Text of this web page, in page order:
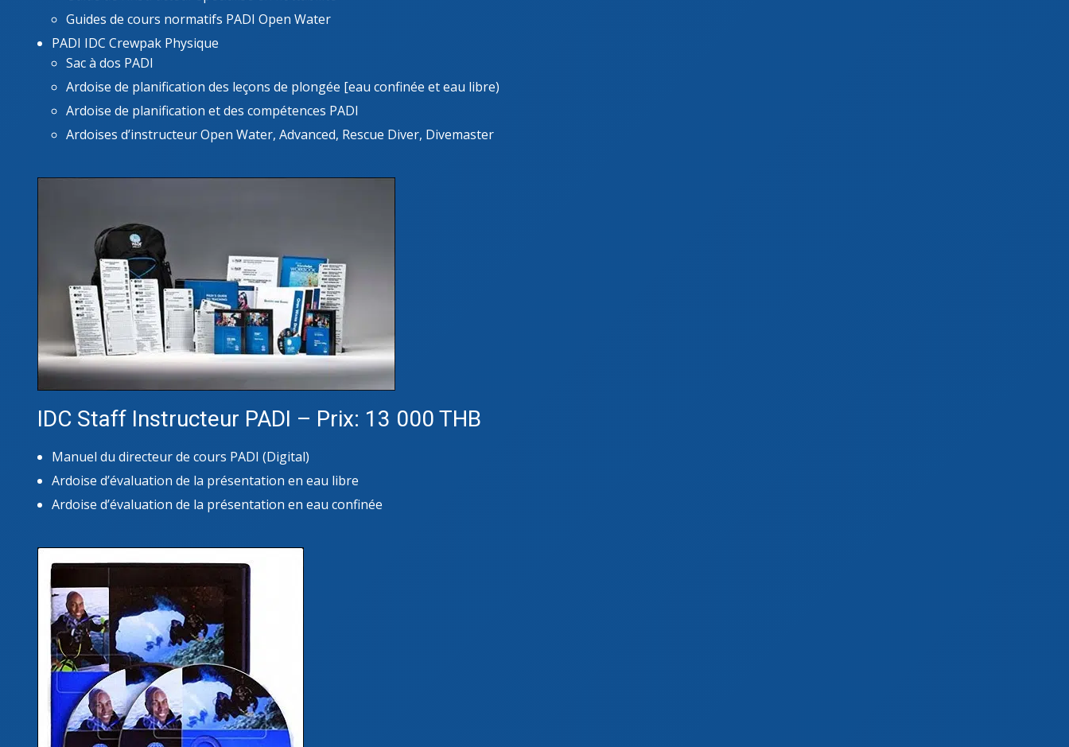
Guides de cours normatifs PADI Open Water
PADI IDC Crewpak Physique
Sac à dos PADI
Ardoise de planification des leçons de plongée [eau confinée et eau libre)
Ardoise de planification et des compétences PADI
Ardoises d’instructeur Open Water, Advanced, Rescue Diver, Divemaster
IDC Staff Instructeur PADI – Prix: 13 000 THB
Manuel du directeur de cours PADI (Digital)
Ardoise d’évaluation de la présentation en eau libre
Ardoise d’évaluation de la présentation en eau confinée